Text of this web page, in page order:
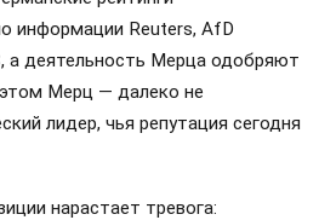
информации Reuters, AfD
деятельность Мерца одобряют
Мерц — далеко не
лидер, чья репутация сегодня
нарастает тревога: